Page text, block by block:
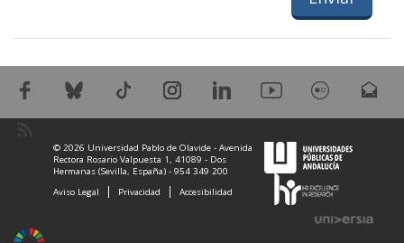
© 2026 Universidad Pablo de Olavide - Avenida
Rectora Rosario Valpuesta 1, 41089 - Dos
Hermanas (Sevilla, España) - 954 349 200
Aviso Legal
Privacidad Accesibilidad